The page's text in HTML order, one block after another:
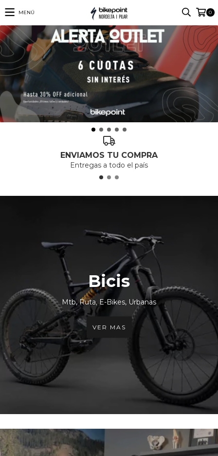
MENÚ 0
ENVIAMOS TU COMPRA
Entregas a todo el país
Bicis
Mtb, Ruta, E-Bikes, Urbanas
VER MAS